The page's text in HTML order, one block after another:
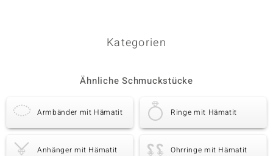
Kategorien
Ähnliche Schmuckstücke
Armbänder mit Hämatit Ringe mit Hämatit
Anhänger mit Hämatit Ohrringe mit Hämatit